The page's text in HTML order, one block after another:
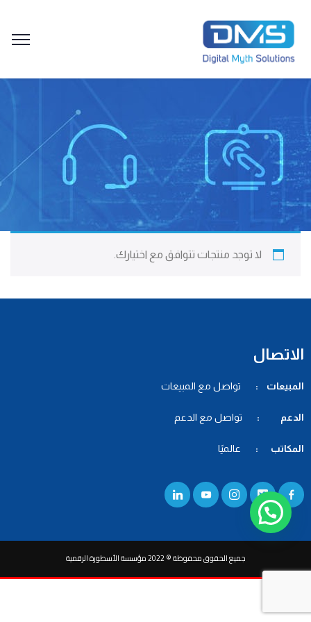
لا توجد منتجات تتوافق مع اختيارك.
الاتصال
المبيعات : تواصل مع المبيعات
الدعم : تواصل مع الدعم
المكاتب : عالميًا
جميع الحقوق محفوظة © 2022 مؤسسة الأسطورة الرقمية